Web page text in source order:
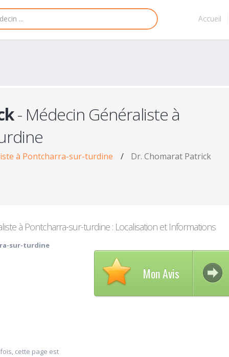
Accueil
- Médecin Généraliste à
à Pontcharra-sur-turdine / Dr. Chomarat Patrick
à Pontcharra-sur-turdine : Localisation et Informations
sur-turdine
cette page est
Mon Avis